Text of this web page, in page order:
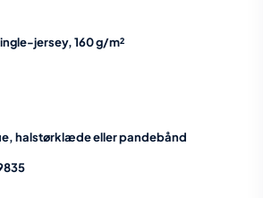
jersey, 160 g/m²
halstørklæde eller pandebånd